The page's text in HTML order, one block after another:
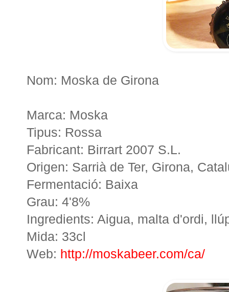
Nom: Moska de Girona
Marca: Moska
Tipus: Rossa
Fabricant: Birrart 2007 S.L.
Origen: Sarrià de Ter, Girona,
Fermentació: Baixa
Grau: 4'8%
Ingredients: Aigua, malta d'ordi,
Mida: 33cl
Web: http://moskabeer.com/ca/